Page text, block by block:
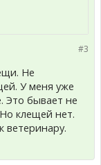
#3
Не
У меня уже
Это бывает не
клещей нет.
ветеринару.